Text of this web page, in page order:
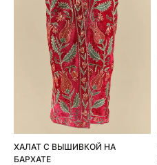
ХАЛАТ С ВЫШИВКОЙ НА
БАРХАТЕ